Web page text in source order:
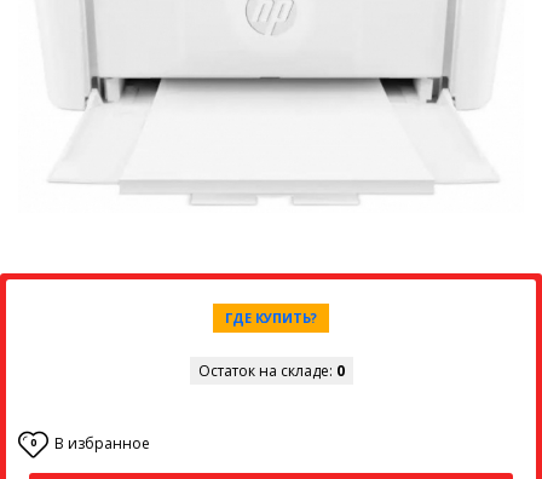
ГДЕ КУПИТЬ?
Остаток на складе: 0
0 В избранное